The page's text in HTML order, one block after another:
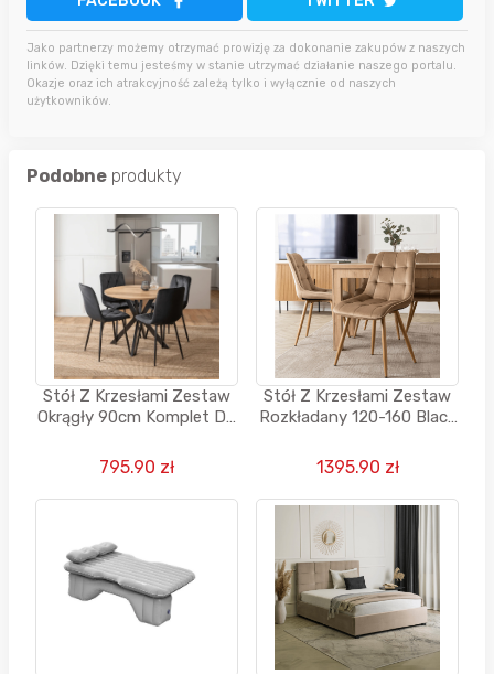
Jako partnerzy możemy otrzymać prowizję za dokonanie zakupów z naszych
linków. Dzięki temu jesteśmy w stanie utrzymać działanie naszego portalu.
Okazje oraz ich atrakcyjność zależą tylko i wyłącznie od naszych
użytkowników.
Podobne produkty
Stół Z Krzesłami Zestaw
Okrągły 90cm Komplet Do
795.90 zł
Stół Z Krzesłami Zestaw
Rozkładany 120-160 Black
1395.90 zł